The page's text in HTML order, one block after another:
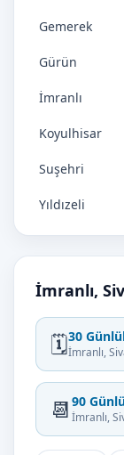
Gemerek
Gürün
İmranlı
Koyulhisar
Suşehri
Yıldızeli
İmranlı,
🗓️30
İmranlı,
📆 90
İmranlı,